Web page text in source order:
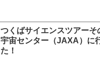
つくばサイエンスツアー
宇宙センター（JAXA）に
た！